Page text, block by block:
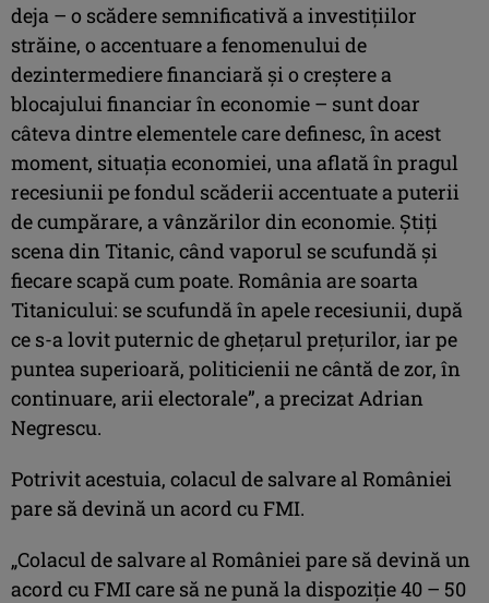
deja – o scădere semnificativă a investiţiilor
străine, o accentuare a fenomenului de
dezintermediere financiară şi o creştere a
blocajului financiar în economie – sunt doar
câteva dintre elementele care definesc, în acest
moment, situaţia economiei, una aflată în pragul
recesiunii pe fondul scăderii accentuate a puterii
de cumpărare, a vânzărilor din economie. Ştiţi
scena din Titanic, când vaporul se scufundă şi
fiecare scapă cum poate. România are soarta
Titanicului: se scufundă în apele recesiunii, după
ce s-a lovit puternic de gheţarul preţurilor, iar pe
puntea superioară, politicienii ne cântă de zor, în
continuare, arii electorale”, a precizat Adrian
Negrescu.
Potrivit acestuia, colacul de salvare al României
pare să devină un acord cu FMI.
„Colacul de salvare al României pare să devină un
acord cu FMI care să ne pună la dispoziţie 40 – 50